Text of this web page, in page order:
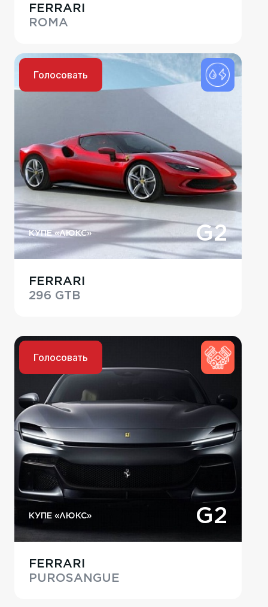
FERRARI
ROMA
Голосовать
КУПЕ «ЛЮКС» G2
FERRARI
296 GTB
Голосовать
КУПЕ «ЛЮКС» G2
FERRARI
PUROSANGUE